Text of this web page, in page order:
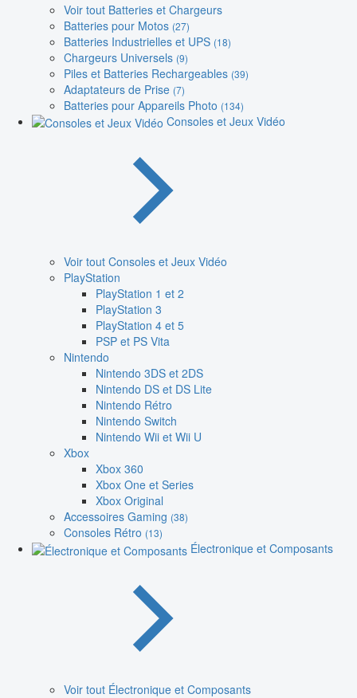
Voir tout Batteries et Chargeurs
Batteries pour Motos (27)
Batteries Industrielles et UPS (18)
Chargeurs Universels (9)
Piles et Batteries Rechargeables (39)
Adaptateurs de Prise (7)
Batteries pour Appareils Photo (134)
Consoles et Jeux Vidéo
Voir tout Consoles et Jeux Vidéo
PlayStation
PlayStation 1 et 2
PlayStation 3
PlayStation 4 et 5
PSP et PS Vita
Nintendo
Nintendo 3DS et 2DS
Nintendo DS et DS Lite
Nintendo Rétro
Nintendo Switch
Nintendo Wii et Wii U
Xbox
Xbox 360
Xbox One et Series
Xbox Original
Accessoires Gaming (38)
Consoles Rétro (13)
Électronique et Composants
Voir tout Électronique et Composants